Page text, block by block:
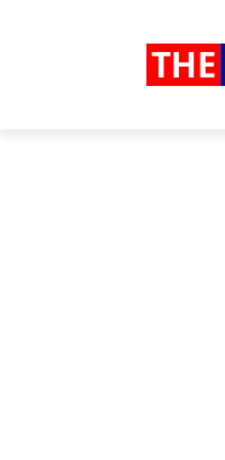
THE